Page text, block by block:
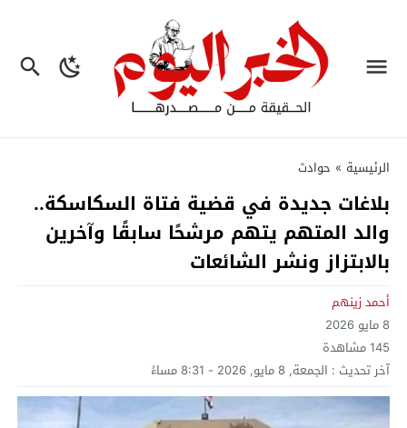
الرئيسية » حوادث
بلاغات جديدة في قضية فتاة السكاسكة..
والد المتهم يتهم مرشحًا سابقًا وآخرين
بالابتزاز ونشر الشائعات
أحمد زينهم
8 مايو 2026
145مشاهدة
آخر تحديث : الجمعة, 8 مايو, 2026 - 8:31 مساءً